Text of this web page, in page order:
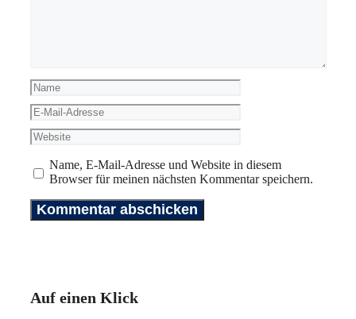
Name
E-
Mail-
Adresse
Website
Name, E-Mail-Adresse und Website in diesem
Browser für meinen nächsten Kommentar speichern.
Auf einen Klick